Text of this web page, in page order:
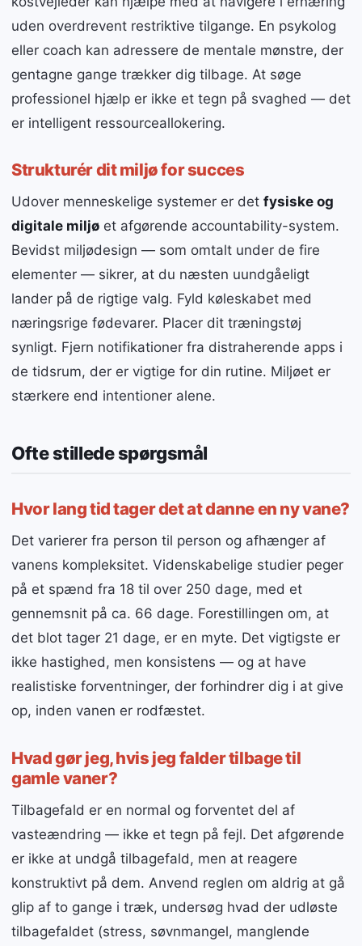
uden overdrevent restriktive tilgange. En psykolog
eller coach kan adressere de mentale mønstre, der
gentagne gange trækker dig tilbage. At søge
professionel hjælp er ikke et tegn på svaghed — det
er intelligent ressourceallokering.
Strukturér dit miljø for succes
Udover menneskelige systemer er det fysiske og
digitale miljø et afgørende accountability-system.
Bevidst miljødesign — som omtalt under de fire
elementer — sikrer, at du næsten uundgåeligt
lander på de rigtige valg. Fyld køleskabet med
næringsrige fødevarer. Placer dit træningstøj
synligt. Fjern notifikationer fra distraherende apps i
de tidsrum, der er vigtige for din rutine. Miljøet er
stærkere end intentioner alene.
Ofte stillede spørgsmål
Hvor lang tid tager det at danne en ny vane?
Det varierer fra person til person og afhænger af
vanens kompleksitet. Videnskabelige studier peger
på et spænd fra 18 til over 250 dage, med et
gennemsnit på ca. 66 dage. Forestillingen om, at
det blot tager 21 dage, er en myte. Det vigtigste er
ikke hastighed, men konsistens — og at have
realistiske forventninger, der forhindrer dig i at give
op, inden vanen er rodfæstet.
Hvad gør jeg, hvis jeg falder tilbage til
gamle vaner?
Tilbagefald er en normal og forventet del af
vasteændring — ikke et tegn på fejl. Det afgørende
er ikke at undgå tilbagefald, men at reagere
konstruktivt på dem. Anvend reglen om aldrig at gå
glip af to gange i træk, undersøg hvad der udløste
tilbagefaldet (stress, søvnmangel, manglende